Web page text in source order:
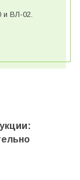
и ВЛ-02.